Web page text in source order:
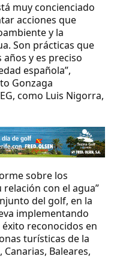
muy concienciado
acciones que
y la
Son prácticas que
y es preciso
española”,
Gonzaga
como Luis Nigorra,
sobre los
relación con el agua”
del golf, en la
implementando
éxito reconocidos en
turísticas de la
Baleares,